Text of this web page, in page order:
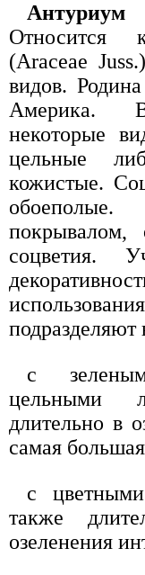
Антуриум
Относится
(Araceae
видов.
Америка.
некоторые
цельные
кожистые.
покрывалом,
соцветия.
подразделяют
с
цельными
длительно в
самая
с
также
озеленения